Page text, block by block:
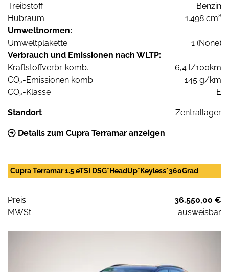
Treibstoff
Benzin
Hubraum
1.498 cm³
Umweltnormen:
Umweltplakette
1 (None)
Verbrauch und Emissionen nach WLTP:
Kraftstoffverbr. komb.
6,4 l/100km
CO2-Emissionen komb.
145 g/km
CO2-Klasse E
Standort Zentrallager
Details zum Cupra Terramar anzeigen
Cupra Terramar 1.5 eTSI DSG*HeadUp*Keyless*360Grad
Preis:
36.550,00 €
MWSt:
ausweisbar